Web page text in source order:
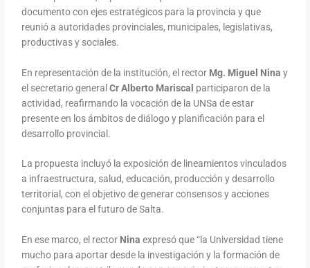
documento con ejes estratégicos para la provincia y que
reunió a autoridades provinciales, municipales, legislativas,
productivas y sociales.
En representación de la institución, el rector Mg. Miguel Nina y
el secretario generalCr Alberto Mariscal participaron de la
actividad, reafirmando la vocación de la UNSa de estar
presente en los ámbitos de diálogo y planificación para el
desarrollo provincial.
La propuesta incluyó la exposición de lineamientos vinculados
a infraestructura, salud, educación, producción y desarrollo
territorial, con el objetivo de generar consensos y acciones
conjuntas para el futuro de Salta.
En ese marco, el rector Nina expresó que “la Universidad tiene
mucho para aportar desde la investigación y la formación de